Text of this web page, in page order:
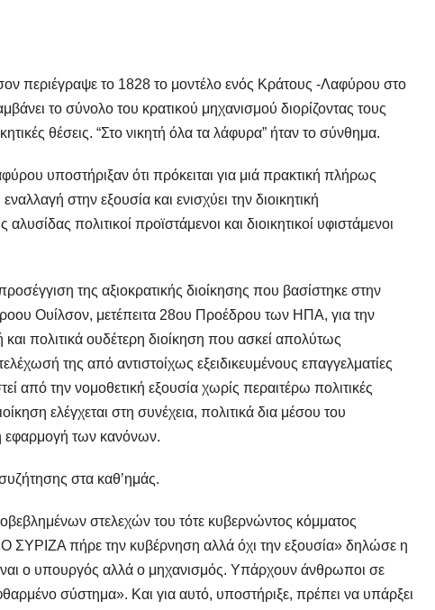
περιέγραψε το 1828 το μοντέλο ενός Κράτους -Λαφύρου στο
το σύνολο του κρατικού μηχανισμού διορίζοντας τους
θέσεις. “Στο νικητή όλα τα λάφυρα” ήταν το σύνθημα.
υποστήριξαν ότι πρόκειται για μιά πρακτική πλήρως
στην εξουσία και ενισχύει την διοικητική
πολιτικοί προϊστάμενοι και διοικητικοί υφιστάμενοι
της αξιοκρατικής διοίκησης που βασίστηκε στην
Ουίλσον, μετέπειτα 28ου Προέδρου των ΗΠΑ, για την
και πολιτικά ουδέτερη διοίκηση που ασκεί απολύτως
της από αντιστοίχως εξειδικευμένους επαγγελματίες
από την νομοθετική εξουσία χωρίς περαιτέρω πολιτικές
ελέγχεται στη συνέχεια, πολιτικά δια μέσου του
εφαρμογή των κανόνων.
στα καθ’ημάς.
στελεχών του τότε κυβερνώντος κόμματος
ΣΥΡΙΖΑ πήρε την κυβέρνηση αλλά όχι την εξουσία» δηλώσε η
ο υπουργός αλλά ο μηχανισμός. Υπάρχουν άνθρωποι σε
σύστημα». Και για αυτό, υποστήριξε, πρέπει να υπάρξει